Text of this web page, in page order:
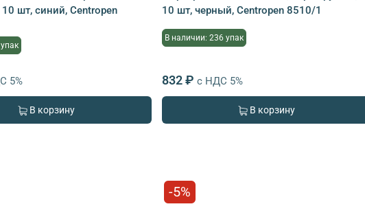
10 шт, синий, Centropen
5%
В корзину
10 шт, черный, Centropen 8510/1
В наличии: 236 упак
832 ₽ с НДС 5%
В корзину
-5%